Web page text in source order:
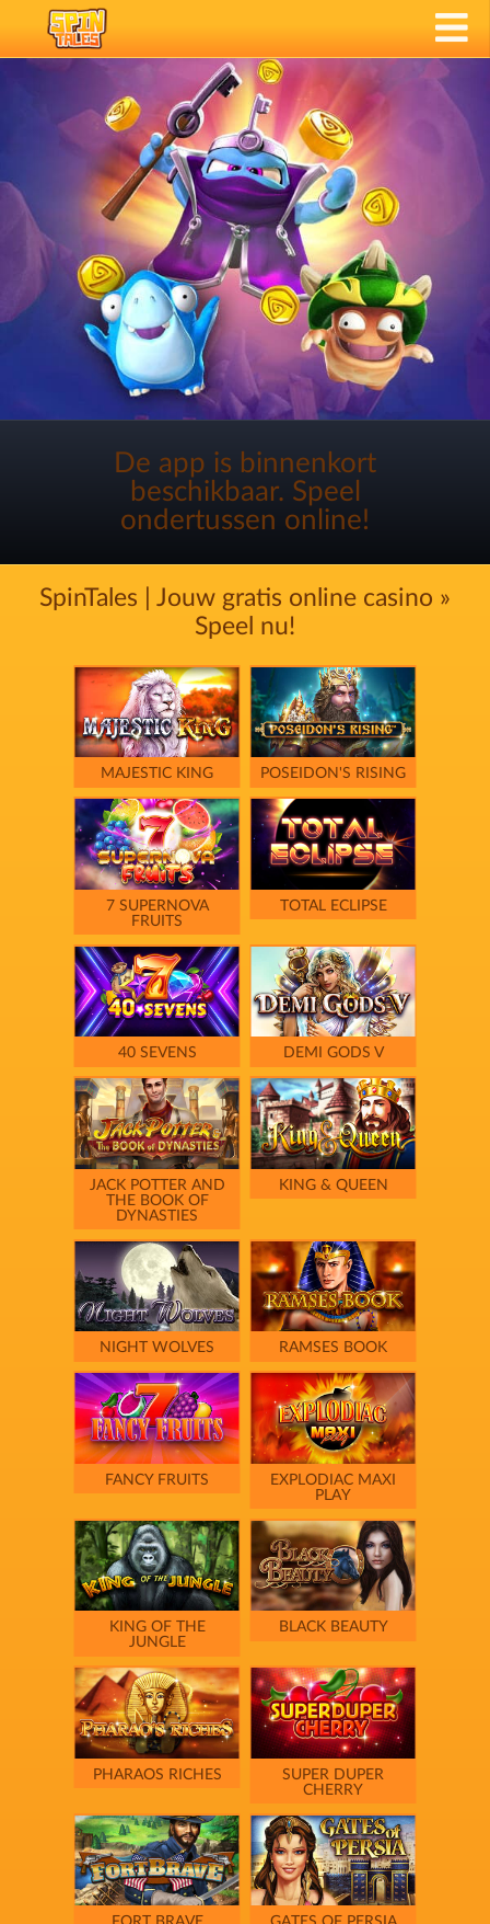
De app is binnenkort
beschikbaar. Speel
ondertussen online!
SpinTales | Jouw gratis online casino »
Speel nu!
MAJESTIC KING POSEIDON'S RISING
7 SUPERNOVA
FRUITS
TOTAL ECLIPSE
40 SEVENS DEMI GODS V
JACK POTTER AND
THE BOOK OF
DYNASTIES
KING & QUEEN
NIGHT WOLVES RAMSES BOOK
FANCY FRUITS
EXPLODIAC MAXI
PLAY
KING OF THE
JUNGLE
BLACK BEAUTY
PHARAOS RICHES
SUPER DUPER
CHERRY